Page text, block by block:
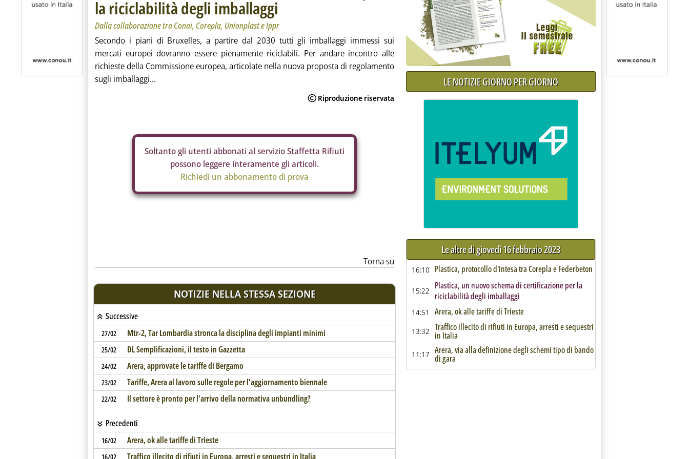
la riciclabilità degli imballaggi
Dalla collaborazione tra Conai, Corepla, Unionplast e Ippr
Secondo i piani di Bruxelles, a partire dal 2030 tutti gli imballaggi immessi sui
mercati europei dovranno essere pienamente riciclabili. Per andare incontro alle
richieste della Commissione europea, articolate nella nuova proposta di regolamento
sugli imballaggi...
Soltanto gli utenti abbonati al servizio Staffetta Rifiuti
possono leggere interamente gli articoli.
Richiedi un abbonamento di prova
Torna su
NOTIZIE NELLA STESSA SEZIONE
Successive
27/02 Mtr-2, Tar Lombardia stronca la disciplina degli impianti minimi
25/02 DL Semplificazioni, il testo in Gazzetta
24/02 Arera, approvate le tariffe di Bergamo
23/02 Tariffe, Arera al lavoro sulle regole per l'aggiornamento biennale
22/02 Il settore è pronto per l'arrivo della normativa unbundling?
Precedenti
16/02 Arera, ok alle tariffe di Trieste
16/02 Traffico illecito di rifiuti in Europa, arresti e sequestri in Italia
LE NOTIZIE GIORNO PER GIORNO
Le altre di giovedì 16 febbraio 2023
16:10 Plastica, protocollo d'intesa tra Corepla e Federbeton
15:22
Plastica, un nuovo schema di certificazione per la
riciclabilità degli imballaggi
14:51 Arera, ok alle tariffe di Trieste
13:32 Traffico illecito di rifiuti in Europa, arresti e sequestri
in Italia
11:17 Arera, via alla definizione degli schemi tipo di bando
di gara